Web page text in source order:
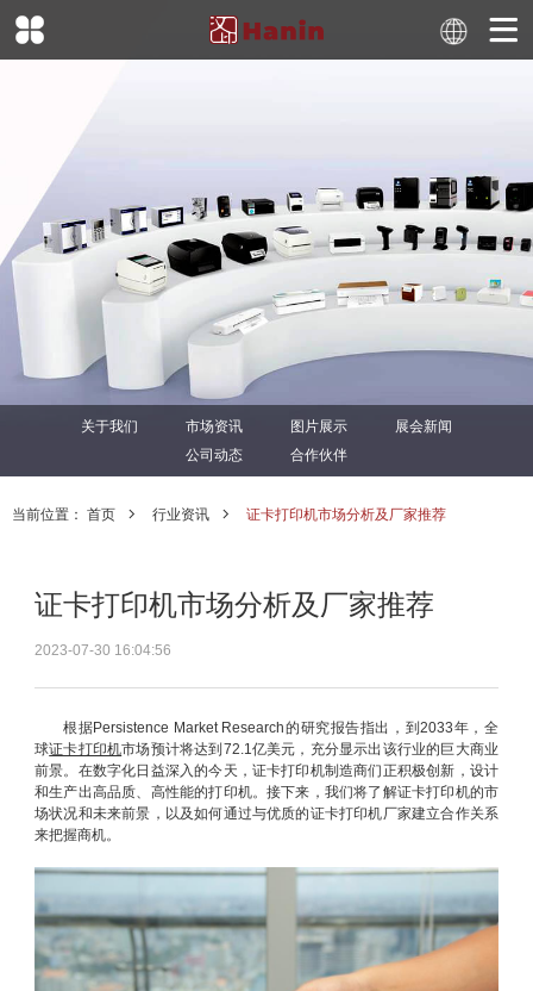
关于我们 市场资讯 图片展示
展会新闻
公司动态
合作伙伴
当前位置： 首页 行业资讯 证卡打印机市场分析及厂家推荐
证卡打印机市场分析及厂家推荐
2023-07-30 16:04:56
根据Persistence Market Research的研究报告指出，到2033年，全
球证卡打印机市场预计将达到72.1亿美元，充分显示出该行业的巨大商业
前景。在数字化日益深入的今天，证卡打印机制造商们正积极创新，设计
和生产出高品质、高性能的打印机。接下来，我们将了解证卡打印机的市
场状况和未来前景，以及如何通过与优质的证卡打印机厂家建立合作关系
来把握商机。